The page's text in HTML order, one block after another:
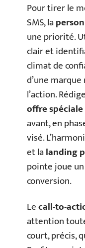
Pour tirer le
SMS, la
une priorité.
clair et
climat de
d’une
l’action.
offre spéciale
avant, en
visé.
et lalanding
pointe joue
conversion.
Lecall-to-
attention
court, précis,